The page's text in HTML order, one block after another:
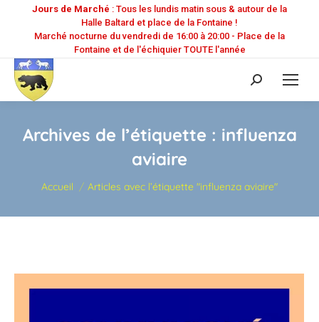
Jours de Marché : Tous les lundis matin sous & autour de la
Halle Baltard et place de la Fontaine !
Marché nocturne du vendredi de 16:00 à 20:00 - Place de la
Fontaine et de l'échiquier TOUTE l'année
Recherche
:
Archives de l’étiquette : influenza
aviaire
Vous êtes ici :
Accueil Articles avec l’étiquette "influenza aviaire"